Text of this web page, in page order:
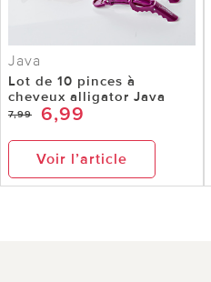
Java
Lot de 10 pinces à
cheveux alligator Java
7,99 6,99
Voir l’article